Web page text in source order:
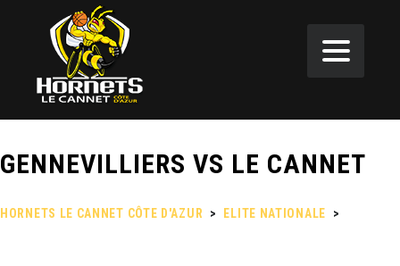
GENNEVILLIERS VS LE CANNET
HORNETS LE CANNET CÔTE D'AZUR > ELITE NATIONALE
>